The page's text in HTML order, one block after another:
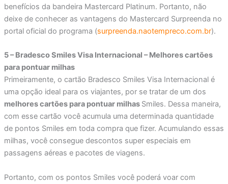
benefícios da bandeira Mastercard Platinum. Portanto, não
deixe de conhecer as vantagens do Mastercard Surpreenda no
portal oficial do programa (surpreenda.naotempreco.com.br).
5 – Bradesco Smiles Visa Internacional – Melhores cartões
para pontuar milhas
Primeiramente, o cartão Bradesco Smiles Visa Internacional é
uma opção ideal para os viajantes, por se tratar de um dos
melhores cartões para pontuar milhas Smiles. Dessa maneira,
com esse cartão você acumula uma determinada quantidade
de pontos Smiles em toda compra que fizer. Acumulando essas
milhas, você consegue descontos super especiais em
passagens aéreas e pacotes de viagens.
Portanto, com os pontos Smiles você poderá voar com